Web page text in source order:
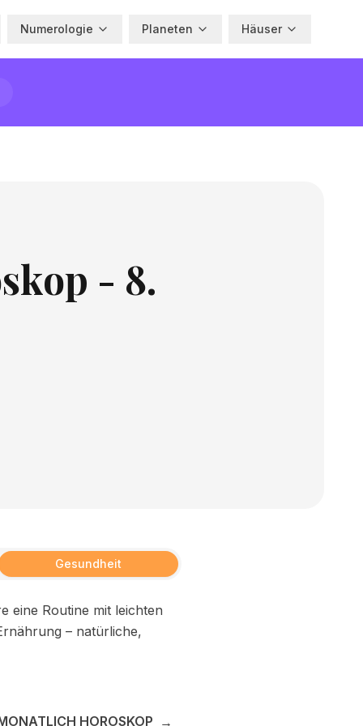
Numerologie Planeten Häuser
- 8.
Gesundheit
eine Routine mit leichten
– natürliche,
HOROSKOP →